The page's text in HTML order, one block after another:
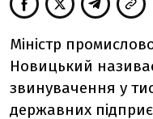
Міністр
Новицький
звинувачення у
державних